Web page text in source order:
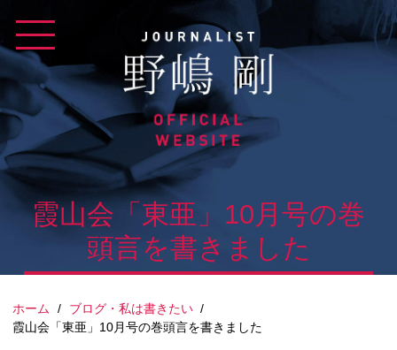
content
霞山会「東亜」10月号の巻
頭言を書きました
ホーム / ブログ・私は書きたい /
霞山会「東亜」10月号の巻頭言を書きました